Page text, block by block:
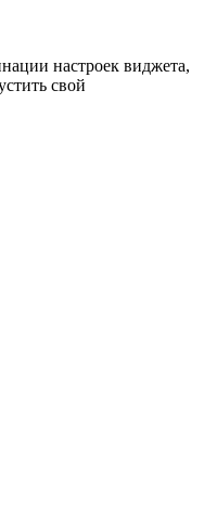
настроек виджета,
свой